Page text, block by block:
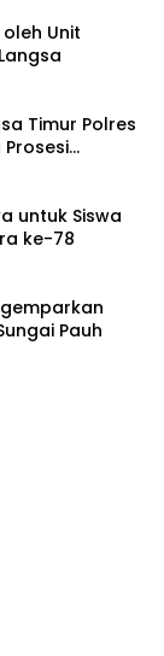
Unit
Timur Polres
untuk Siswa
ke-78
Pauh